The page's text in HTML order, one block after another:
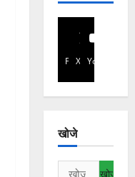
Facebook
X YouTube
खोजे
निम्न